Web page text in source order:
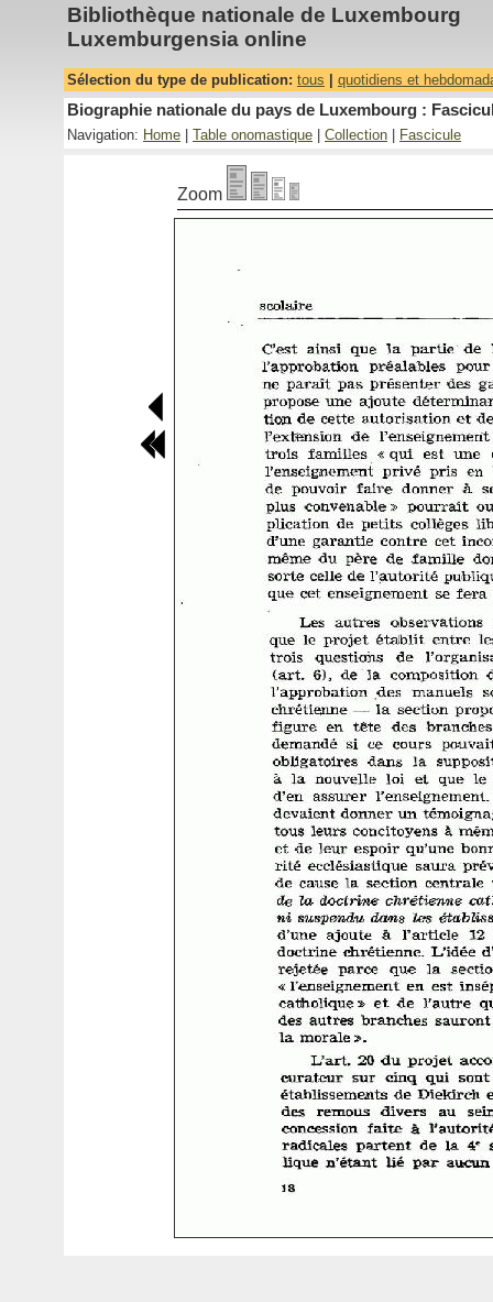
Bibliothèque nationale de Luxembourg
Luxemburgensia online
Sélection du type de publication: tous quotidiens et
Biographie nationale du pays de Luxembourg :
Navigation: Home Table onomastique Collection Fascicule
Zoom